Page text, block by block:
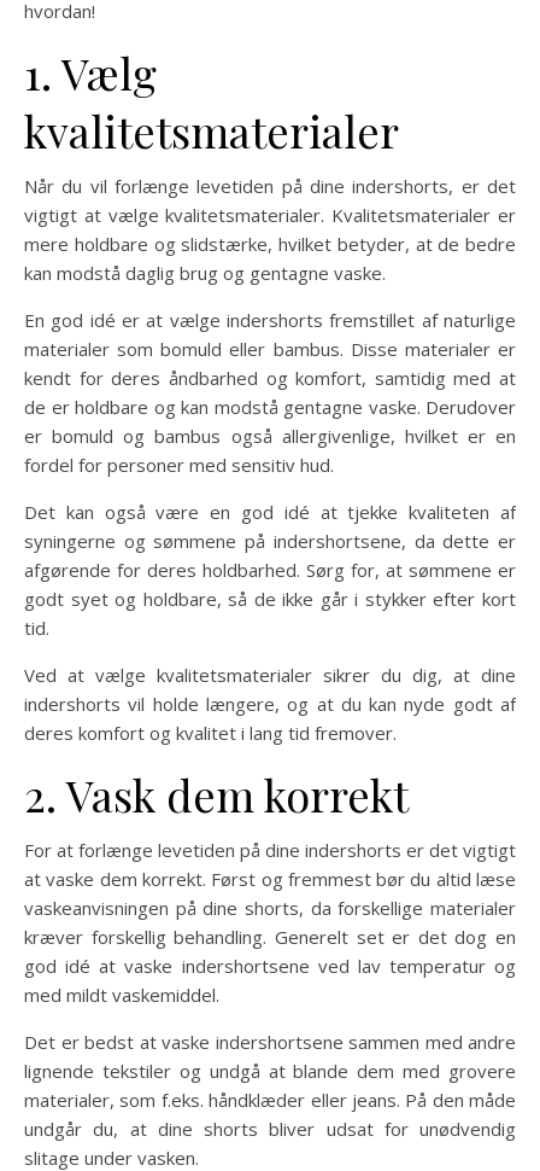
hvordan!
1. Vælg
kvalitetsmaterialer
Når du vil forlænge levetiden på dine indershorts, er det
vigtigt at vælge kvalitetsmaterialer. Kvalitetsmaterialer er
mere holdbare og slidstærke, hvilket betyder, at de bedre
kan modstå daglig brug og gentagne vaske.
En god idé er at vælge indershorts fremstillet af naturlige
materialer som bomuld eller bambus. Disse materialer er
kendt for deres åndbarhed og komfort, samtidig med at
de er holdbare og kan modstå gentagne vaske. Derudover
er bomuld og bambus også allergivenlige, hvilket er en
fordel for personer med sensitiv hud.
Det kan også være en god idé at tjekke kvaliteten af
syningerne og sømmene på indershortsene, da dette er
afgørende for deres holdbarhed. Sørg for, at sømmene er
godt syet og holdbare, så de ikke går i stykker efter kort
tid.
Ved at vælge kvalitetsmaterialer sikrer du dig, at dine
indershorts vil holde længere, og at du kan nyde godt af
deres komfort og kvalitet i lang tid fremover.
2. Vask dem korrekt
For at forlænge levetiden på dine indershorts er det vigtigt
at vaske dem korrekt. Først og fremmest bør du altid læse
vaskeanvisningen på dine shorts, da forskellige materialer
kræver forskellig behandling. Generelt set er det dog en
god idé at vaske indershortsene ved lav temperatur og
med mildt vaskemiddel.
Det er bedst at vaske indershortsene sammen med andre
lignende tekstiler og undgå at blande dem med grovere
materialer, som f.eks. håndklæder eller jeans. På den måde
undgår du, at dine shorts bliver udsat for unødvendig
slitage under vasken.